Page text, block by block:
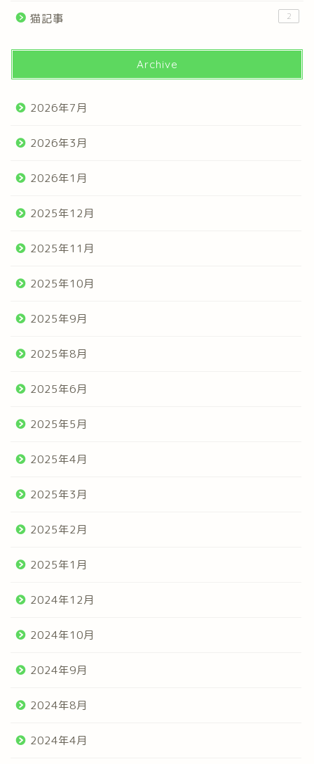
猫記事 2
Archive
2026年7月
2026年3月
2026年1月
2025年12月
2025年11月
2025年10月
2025年9月
2025年8月
2025年6月
2025年5月
2025年4月
2025年3月
2025年2月
2025年1月
2024年12月
2024年10月
2024年9月
2024年8月
2024年4月